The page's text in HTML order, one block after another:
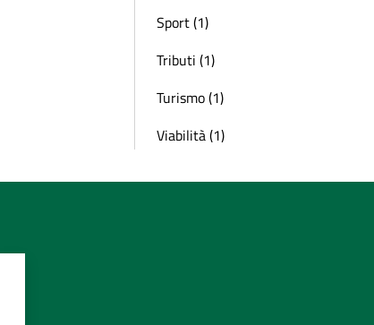
Sport (1)
Tributi (1)
Turismo (1)
Viabilità (1)